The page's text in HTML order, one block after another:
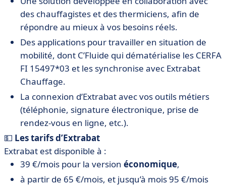
des chauffagistes et des thermiciens, afin de
répondre au mieux à vos besoins réels.
Des applications pour travailler en situation de
mobilité, dont C’Fluide qui dématérialise les CERFA
FI 15497*03 et les synchronise avec Extrabat
Chauffage.
La connexion d’Extrabat avec vos outils métiers
(téléphonie, signature électronique, prise de
rendez-vous en ligne, etc.).
💵 Les tarifs d’Extrabat
Extrabat est disponible à :
39 €/mois pour la version économique,
à partir de 65 €/mois, et jusqu’à mois 95 €/mois